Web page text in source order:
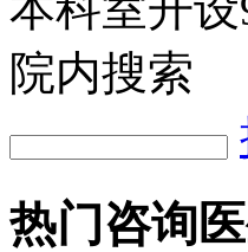
院内搜索
热门咨询